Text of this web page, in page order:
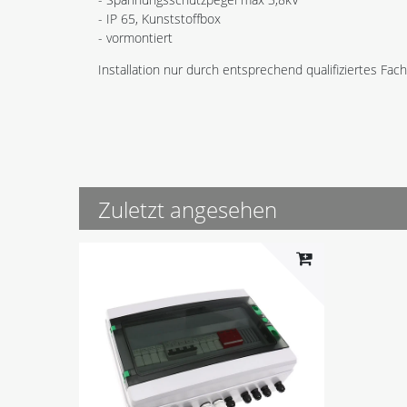
- IP 65, Kunststoffbox
- vormontiert
Installation nur durch entsprechend qualifiziertes
Zuletzt angesehen